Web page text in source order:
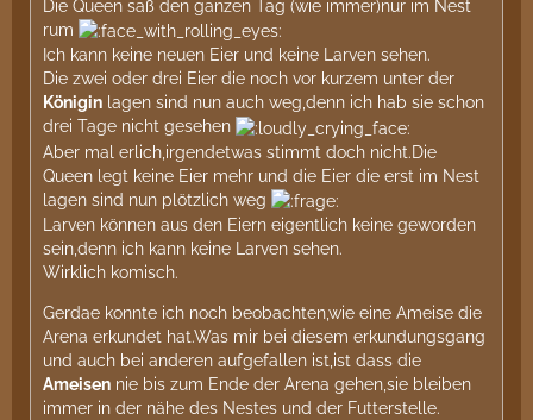
Die Queen saß den ganzen Tag (wie immer)nur im Nest
rum
Ich kann keine neuen Eier und keine Larven sehen.
Die zwei oder drei Eier die noch vor kurzem unter der
Königin lagen sind nun auch weg,denn ich hab sie schon
drei Tage nicht gesehen
Aber mal erlich,irgendetwas stimmt doch nicht.Die
Queen legt keine Eier mehr und die Eier die erst im Nest
lagen sind nun plötzlich weg
Larven können aus den Eiern eigentlich keine geworden
sein,denn ich kann keine Larven sehen.
Wirklich komisch.
Gerdae konnte ich noch beobachten,wie eine Ameise die
Arena erkundet hat.Was mir bei diesem erkundungsgang
und auch bei anderen aufgefallen ist,ist dass die
Ameisen nie bis zum Ende der Arena gehen,sie bleiben
immer in der nähe des Nestes und der Futterstelle.